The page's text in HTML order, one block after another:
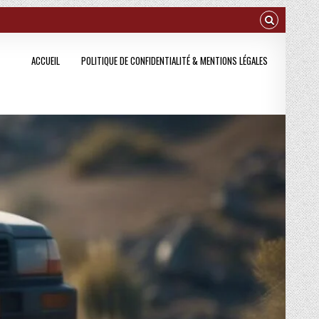
ACCUEIL POLITIQUE DE CONFIDENTIALITÉ & MENTIONS LÉGALES